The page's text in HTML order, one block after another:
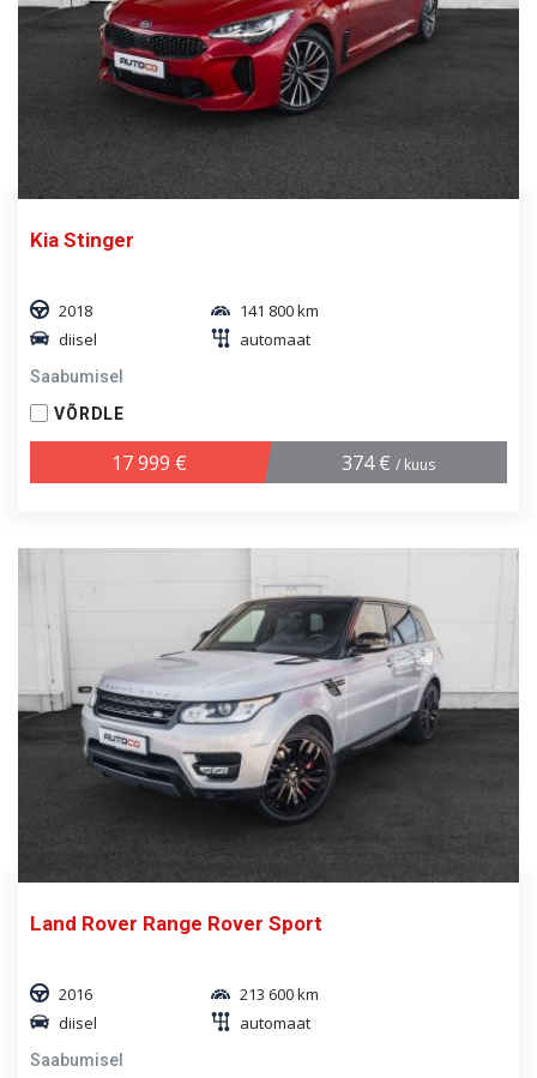
Kia Stinger
2018
141 800 km
diisel
automaat
Saabumisel
VÕRDLE
17 999 € 374 € / kuus
Land Rover Range Rover Sport
2016
213 600 km
diisel
automaat
Saabumisel